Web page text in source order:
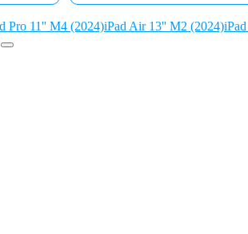
Pro 11'' M4 (2024)iPad Air 13'' M2 (2024)